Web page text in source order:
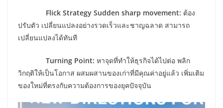
Flick Strategy Sudden sharp movement: ต้อง
ปรับตัว เปลี่ยนแปลงอย่างรวดเร็วและชาญฉลาด สามารถ
เปลี่ยนแปลงได้ทันที
Turning Point: หาจุดที่ทำให้ธุรกิจได้ไปต่อ พลิก
วิกฤติให้เป็นโอกาส ผสมผสานของเก่าที่มีคุณค่าอยู่แล้ว เพิ่มเติม
ของใหม่ที่ตรงกับความต้องการของยุคปัจจุบัน